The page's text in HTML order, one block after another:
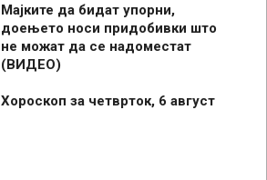
Мајките да бидат упорни,
доењето носи придобивки што
не можат да се надоместат
(ВИДЕО)
Хороскоп за четврток, 6 август